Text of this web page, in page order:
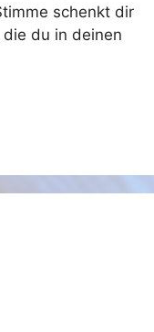
schenkt dir
du in deinen